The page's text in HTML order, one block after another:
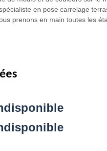
en pose carrelage
prenons en main toutes les